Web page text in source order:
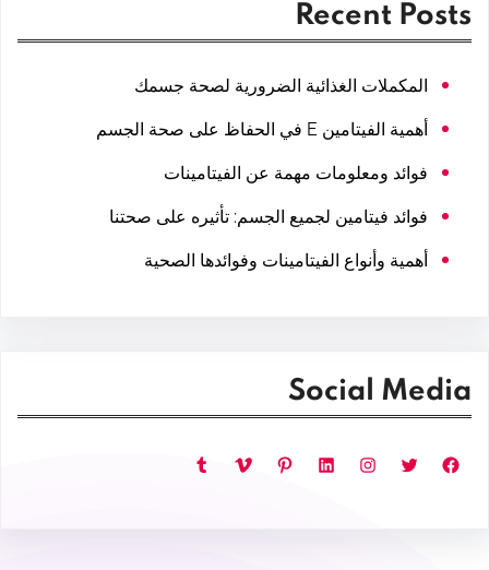
Recent Posts
المكملات الغذائية الضرورية لصحة جسمك
أهمية الفيتامين E في الحفاظ على صحة الجسم
فوائد ومعلومات مهمة عن الفيتامينات
فوائد فيتامين لجميع الجسم: تأثيره على صحتنا
أهمية وأنواع الفيتامينات وفوائدها الصحية
Social Media
فيسبوك تويتر إنستجرام لينكد إن بينتريست فيميو تمبلر